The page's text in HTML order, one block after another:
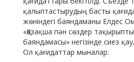
қалыптастырудың басты
жөніндегі баяндаманы Елдес
«Қазақша пән сөздер
баяндамасы» негізінде сиез
Ол қағидаттар мыналар: